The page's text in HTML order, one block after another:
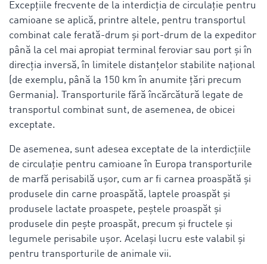
Excepțiile frecvente de la interdicția de circulație pentru
camioane se aplică, printre altele, pentru transportul
combinat cale ferată-drum și port-drum de la expeditor
până la cel mai apropiat terminal feroviar sau port și în
direcția inversă, în limitele distanțelor stabilite național
(de exemplu, până la 150 km în anumite țări precum
Germania). Transporturile fără încărcătură legate de
transportul combinat sunt, de asemenea, de obicei
exceptate.
De asemenea, sunt adesea exceptate de la interdicțiile
de circulație pentru camioane în Europa transporturile
de marfă perisabilă ușor, cum ar fi carnea proaspătă și
produsele din carne proaspătă, laptele proaspăt și
produsele lactate proaspete, peștele proaspăt și
produsele din pește proaspăt, precum și fructele și
legumele perisabile ușor. Același lucru este valabil și
pentru transporturile de animale vii.